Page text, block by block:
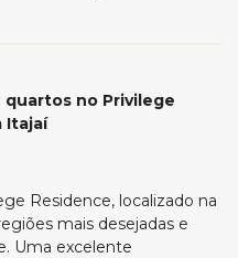
no Privilege
Itajaí
Residence, localizado na
mais desejadas e
Uma excelente